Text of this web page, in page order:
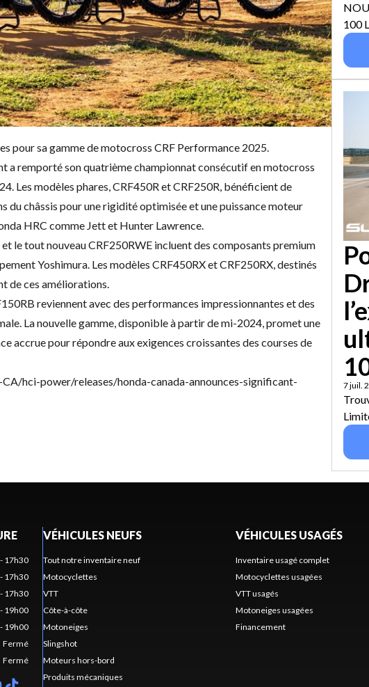
pour sa gamme de motocross CRF Performance 2025.
a remporté son quatrième championnat consécutif en motocross
Les modèles phares, CRF450R et CRF250R, bénéficient de
châssis pour une rigidité optimisée et une puissance moteur
HRC comme Jett et Hunter Lawrence.
le tout nouveau CRF250RWE incluent des composants premium
Yoshimura. Les modèles CRF450RX et CRF250RX, destinés
de ces améliorations.
reviennent avec des performances impressionnantes et des
La nouvelle gamme, disponible à partir de mi-2024, promet une
accrue pour répondre aux exigences croissantes des courses de
hci-power/releases/honda-canada-announces-significant-
100
7 juil.
17h30
17h30
17h30
19h00
19h00
Fermé
Fermé
VÉHICULES NEUFS
Tout notre inventaire neuf
Motocyclettes
VTT
Côte-à-côte
Motoneiges
Slingshot
Moteurs hors-bord
Produits mécaniques
VÉHICULES USAGÉS
Inventaire usagé complet
Motocyclettes usagées
VTT usagés
Motoneiges usagées
Financement